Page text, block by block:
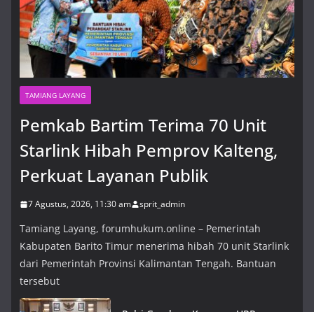
TAMIANG LAYANG
Pemkab Bartim Terima 70 Unit
Starlink Hibah Pemprov Kalteng,
Perkuat Layanan Publik
7 Agustus, 2026, 11:30 am sprit_admin
Tamiang Layang, forumhukum.online – Pemerintah
Kabupaten Barito Timur menerima hibah 70 unit Starlink
dari Pemerintah Provinsi Kalimantan Tengah. Bantuan
tersebut